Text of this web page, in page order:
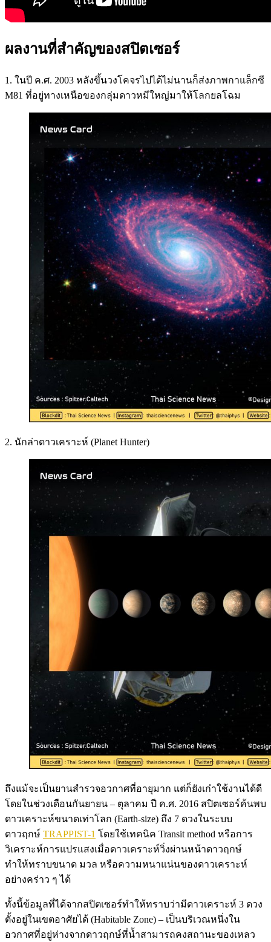
ผลงานที่สำคัญของสปิตเซอร์
1. ในปี ค.ศ. 2003 หลังขึ้นวงโคจรไปได้ไม่นานก็ส่งภาพกาแล็กซี
M81 ที่อยู่ทางเหนือของกลุ่มดาวหมีใหญ่มาให้โลกยลโฉม
2. นักล่าดาวเคราะห์ (Planet Hunter)
ถึงแม้จะเป็นยานสำรวจอวกาศที่อายุมาก แต่ก็ยังเก๋าใช้งานได้ดี
โดยในช่วงเดือนกันยายน – ตุลาคม ปี ค.ศ. 2016 สปิตเซอร์ค้นพบ
ดาวเคราะห์ขนาดเท่าโลก (Earth-size) ถึง 7 ดวงในระบบ
ดาวฤกษ์ TRAPPIST-1 โดยใช้เทคนิค Transit method หรือการ
วิเคราะห์การแปรแสงเมื่อดาวเคราะห์วิ่งผ่านหน้าดาวฤกษ์
ทำให้ทราบขนาด มวล หรือความหนาแน่นของดาวเคราะห์
อย่างคร่าว ๆ ได้
ทั้งนี้ข้อมูลที่ได้จากสปิตเซอร์ทำให้ทราบว่ามีดาวเคราะห์ 3 ดวง
ตั้งอยู่ในเขตอาศัยได้ (Habitable Zone) – เป็นบริเวณหนึ่งใน
อวกาศที่อยู่ห่างจากดาวฤกษ์ที่น้ำสามารถคงสถานะของเหลว